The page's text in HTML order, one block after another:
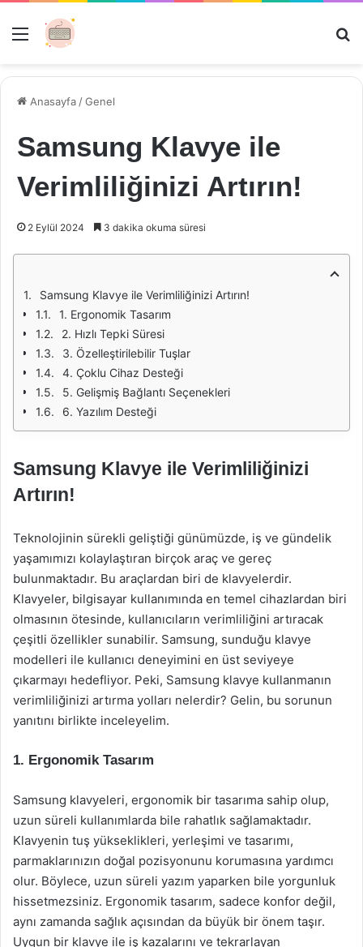
Menü
Anasayfa /Genel
Samsung Klavye ile
Verimliliğinizi Artırın!
2 Eylül 2024 3 dakika okuma süresi
Samsung Klavye ile Verimliliğinizi Artırın!
1. Ergonomik Tasarım
2. Hızlı Tepki Süresi
3. Özelleştirilebilir Tuşlar
4. Çoklu Cihaz Desteği
5. Gelişmiş Bağlantı Seçenekleri
6. Yazılım Desteği
Samsung Klavye ile Verimliliğinizi
Artırın!
Teknolojinin sürekli geliştiği günümüzde, iş ve gündelik
yaşamımızı kolaylaştıran birçok araç ve gereç
bulunmaktadır. Bu araçlardan biri de klavyelerdir.
Klavyeler, bilgisayar kullanımında en temel cihazlardan biri
olmasının ötesinde, kullanıcıların verimliliğini artıracak
çeşitli özellikler sunabilir. Samsung, sunduğu klavye
modelleri ile kullanıcı deneyimini en üst seviyeye
çıkarmayı hedefliyor. Peki, Samsung klavye kullanmanın
verimliliğinizi artırma yolları nelerdir? Gelin, bu sorunun
yanıtını birlikte inceleyelim.
1. Ergonomik Tasarım
Samsung klavyeleri, ergonomik bir tasarıma sahip olup,
uzun süreli kullanımlarda bile rahatlık sağlamaktadır.
Klavyenin tuş yükseklikleri, yerleşimi ve tasarımı,
parmaklarınızın doğal pozisyonunu korumasına yardımcı
olur. Böylece, uzun süreli yazım yaparken bile yorgunluk
hissetmezsiniz. Ergonomik tasarım, sadece konfor değil,
aynı zamanda sağlık açısından da büyük bir önem taşır.
Uygun bir klavye ile iş kazalarını ve tekrarlayan